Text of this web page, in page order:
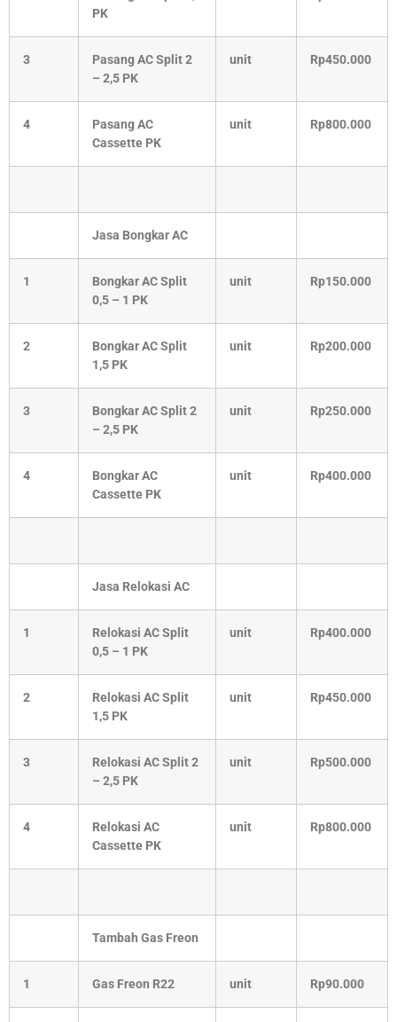
PK
3
Pasang AC Split 2
– 2,5 PK
unit Rp450.000
4
Pasang AC
Cassette PK
unit Rp800.000
Jasa Bongkar AC
1
Bongkar AC Split
0,5 – 1 PK
unit Rp150.000
2
Bongkar AC Split
1,5 PK
unit Rp200.000
3
Bongkar AC Split 2
– 2,5 PK
unit Rp250.000
4
Bongkar AC
Cassette PK
unit Rp400.000
Jasa Relokasi AC
1
Relokasi AC Split
0,5 – 1 PK
unit Rp400.000
2
Relokasi AC Split
1,5 PK
unit Rp450.000
3
Relokasi AC Split 2
– 2,5 PK
unit Rp500.000
4
Relokasi AC
Cassette PK
unit Rp800.000
Tambah Gas Freon
1 Gas Freon R22 unit Rp90.000